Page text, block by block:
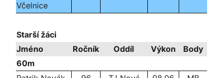
Včelnice
Starší žáci
Jméno
Ročník Oddíl Výkon
Body
60m